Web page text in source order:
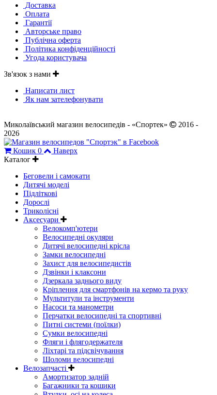
Доставка
Оплата
Гарантії
Авторське право
Публічна оферта
Політика конфіденційності
Угода користувача
Зв'язок з нами
Написати лист
Як нам зателефонувати
Миколаївський магазин велосипедів - «Спортек»
2016 -
2026
Кошик 0
Наверх
Каталог
Беговели і самокати
Дитячі моделі
Підліткові
Дорослі
Триколісні
Аксесуари
Велокомп'ютери
Велосипедні окуляри
Дитячі велосипедні крісла
Замки велосипедні
Захист для велосипедистів
Дзвінки і клаксони
Дзеркала заднього виду
Кріплення для смартфонів на кермо та руку
Мультитули та інструменти
Насоси та манометри
Перчатки велосипедні та спортивні
Питні системи (поїлки)
Сумки велосипедні
Фляги і флягодержателя
Ліхтарі та підсвічування
Шоломи велосипедні
Велозапчасті
Амортизатор задній
Багажники та кошики